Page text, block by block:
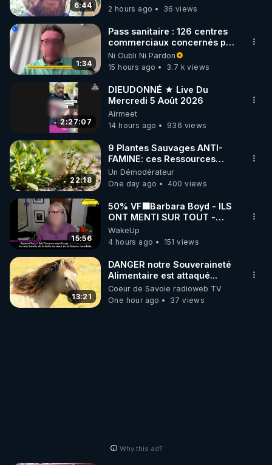
pousser des membres et des organes :
https://news.uchicago.edu/how-bioelectricity-
could-regrow-limbs-and-organs (Interview de
Michael Levin)
▶ La régénération des membres de Xaneopus
https://www.science.org/doi/10.1126/sciadv.abj2164
6:44
2 hours ago
36 views
1:34
Pass sanitaire : 126 centres
commerciaux concernés par
l'obligation dans toute la
France
Ni Oubli Ni Pardon
15 hours ago
3.7 k views
2:27:07
DIEUDONNÉ ★ Live Du
Mercredi 5 Août 2026
Airmeet
14 hours ago
936 views
22:18
9 Plantes Sauvages ANTI-
FAMINE: ces Ressources
JARDIN&des Haies
Un Démodérateur
One day ago
400 views
15:56
50% VF🟩Barbara Boyd - ILS
ONT MENTI SUR TOUT -
Jocelyne Traduction
WakeUp
4 hours ago
151 views
13:21
DANGER notre Souveraineté
Alimentaire est attaqué...
Coeur de Savoie radioweb TV
One hour ago
37 views
Why this ad?